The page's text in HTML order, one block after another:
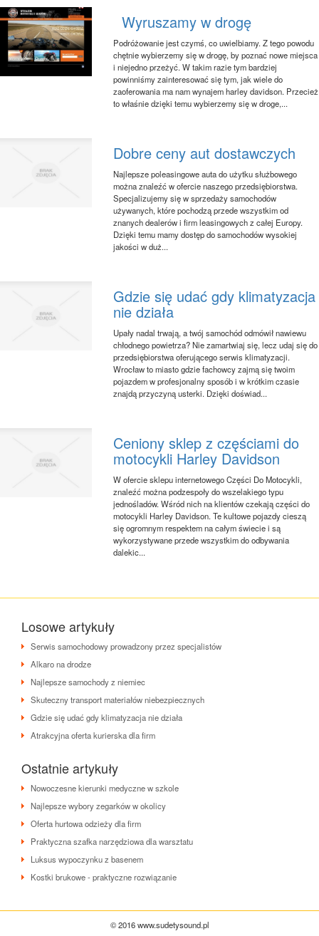
Wyruszamy w drogę
Podróżowanie jest czymś, co uwielbiamy. Z tego powodu
chętnie wybierzemy się w drogę, by poznać nowe miejsca
i niejedno przeżyć. W takim razie tym bardziej
powinniśmy zainteresować się tym, jak wiele do
zaoferowania ma nam wynajem harley davidson. Przecież
to właśnie dzięki temu wybierzemy się w droge,...
Dobre ceny aut dostawczych
Najlepsze poleasingowe auta do użytku służbowego
można znaleźć w ofercie naszego przedsiębiorstwa.
Specjalizujemy się w sprzedaży samochodów
używanych, które pochodzą przede wszystkim od
znanych dealerów i firm leasingowych z całej Europy.
Dzięki temu mamy dostęp do samochodów wysokiej
jakości w duż...
Gdzie się udać gdy klimatyzacja
nie działa
Upały nadal trwają, a twój samochód odmówił nawiewu
chłodnego powietrza? Nie zamartwiaj się, lecz udaj się do
przedsiębiorstwa oferującego serwis klimatyzacji.
Wrocław to miasto gdzie fachowcy zajmą się twoim
pojazdem w profesjonalny sposób i w krótkim czasie
znajdą przyczyną usterki. Dzięki doświad...
Ceniony sklep z częściami do
motocykli Harley Davidson
W ofercie sklepu internetowego Części Do Motocykli,
znaleźć można podzespoły do wszelakiego typu
jednośladów. Wśród nich na klientów czekają części do
motocykli Harley Davidson. Te kultowe pojazdy cieszą
się ogromnym respektem na całym świecie i są
wykorzystywane przede wszystkim do odbywania
dalekic...
Losowe artykuły
Serwis samochodowy prowadzony przez specjalistów
Alkaro na drodze
Najlepsze samochody z niemiec
Skuteczny transport materiałów niebezpiecznych
Gdzie się udać gdy klimatyzacja nie działa
Atrakcyjna oferta kurierska dla firm
Ostatnie artykuły
Nowoczesne kierunki medyczne w szkole
Najlepsze wybory zegarków w okolicy
Oferta hurtowa odzieży dla firm
Praktyczna szafka narzędziowa dla warsztatu
Luksus wypoczynku z basenem
Kostki brukowe - praktyczne rozwiązanie
© 2016 www.sudetysound.pl